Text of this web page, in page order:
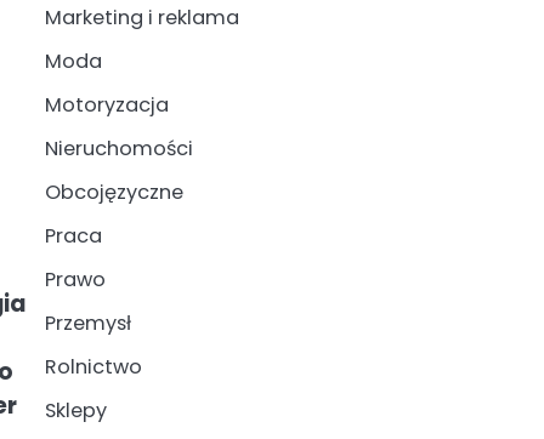
Marketing i reklama
Moda
Motoryzacja
Nieruchomości
Obcojęzyczne
Praca
Prawo
Przemysł
Rolnictwo
Sklepy